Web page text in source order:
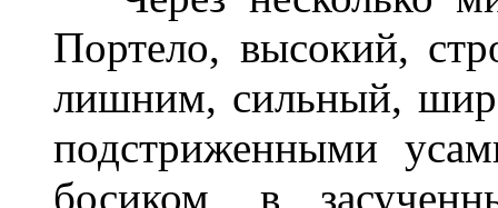
Портело, высокий,
лишним, сильный,
подстриженными
босиком, в